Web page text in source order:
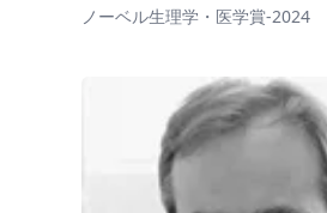
ノーベル生理学・医学賞-2024